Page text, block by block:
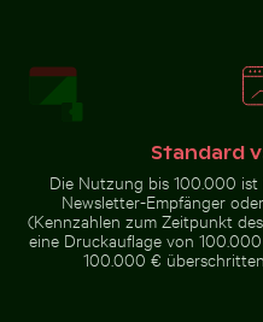
Zeitraffer von blühenden
Zeitraffer von
Standard
Die Nutzung bis 100.000 ist
Newsletter-Empfänger
(Kennzahlen zum Zeitpunkt
eine Druckauflage von
100.000 €